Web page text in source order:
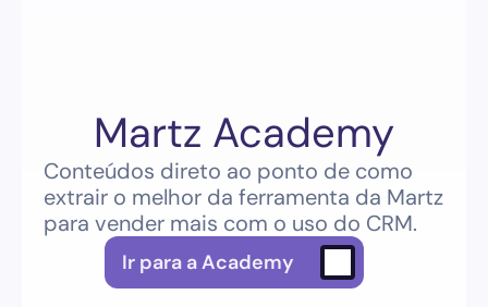
Martz Academy
Conteúdos direto ao ponto de como
extrair o melhor da ferramenta da Martz
para vender mais com o uso do CRM.
Ir para a Academy